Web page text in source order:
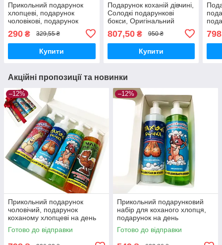
Прикольний подарунок
хлопцеві, подарунок
чоловікові, подарунок
коханому на день
народження, чоловічий
290 ₴ 329,55 ₴
Купити
Подарунок коханій дівчині,
Солодкі подарункові
бокси, Оригінальний
подарунок своїй дружині,
Сюрприз бокс на день
народження
807,50₴ 950 ₴
Купити
798
Акційні пропозиції та новинки
–12%
Прикольний подарунок
чоловічий, подарунок
коханому хлопцеві на день
народження, подарунок
чоловіку, товаришу
Готово до відправки
–12%
Прикольний подарунковий
набір для коханого хлопця,
подарунок на день
народження, подарунок
чоловіку, чоловікові, другу,
Готово до відправки